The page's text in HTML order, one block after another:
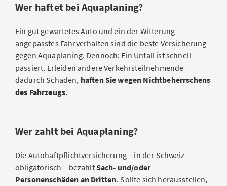
Wer haftet bei Aquaplaning?
Ein gut gewartetes Auto und ein der Witterung
angepasstes Fahrverhalten sind die beste Versicherung
gegen Aquaplaning. Dennoch: Ein Unfall ist schnell
passiert. Erleiden andere Verkehrsteilnehmende
dadurch Schaden, haften Sie wegen Nichtbeherrschens
des Fahrzeugs.
Wer zahlt bei Aquaplaning?
Die Autohaftpflichtversicherung – in der Schweiz
obligatorisch – bezahltSach- und/oder
Personenschäden an Dritten. Sollte sich herausstellen,